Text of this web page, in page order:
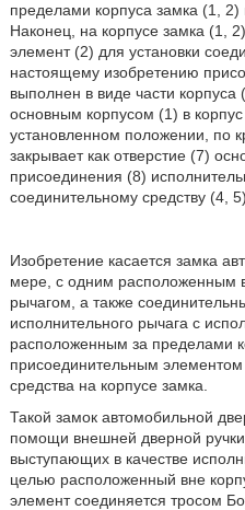
пределами корпуса замка (1,
Наконец, на корпусе замка (1,
элемент (2) для установки
настоящему изобретению
выполнен в виде части
основным корпусом (1) в
установленном положении, по
закрывает как отверстие (7)
присоединения (8)
соединительному средству (4,
Изобретение касается замка
мере, с одним расположенным
рычагом, а также
исполнительного рычага с
расположенным за пределами
присоединительным элементом
средства на корпусе замка.
Такой замок автомобильной
помощи внешней дверной ручки
выступающих в качестве
целью расположенный вне
элемент соединяется тросом